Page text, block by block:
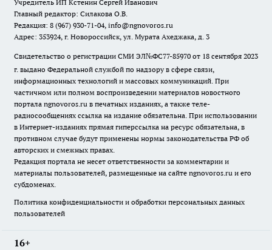
Учредитель ИП Кстенин Сергей Иванович
Главный редактор: Силакова О.В.
Редакция: 8 (967) 930-71-04, info@ngnovoros.ru
Адрес: 353924, г. Новороссийск, ул. Мурата Ахеджака, д. 3
Свидетельство о регистрации СМИ ЭЛ№ФС77-85970 от 18 сентября 2023
г. выдано Федеральной службой по надзору в сфере связи,
информационных технологий и массовых коммуникаций. При
частичном или полном воспроизведении материалов новостного
портала ngnovoros.ru в печатных изданиях, а также теле-
радиосообщениях ссылка на издание обязательна. При использовании
в Интернет-изданиях прямая гиперссылка на ресурс обязательна, в
противном случае будут применены нормы законодательства РФ об
авторских и смежных правах.
Редакция портала не несет ответственности за комментарии и
материалы пользователей, размещенные на сайте ngnovoros.ru и его
субдоменах.
Политика конфиденциальности и обработки персональных данных
пользователей
16+